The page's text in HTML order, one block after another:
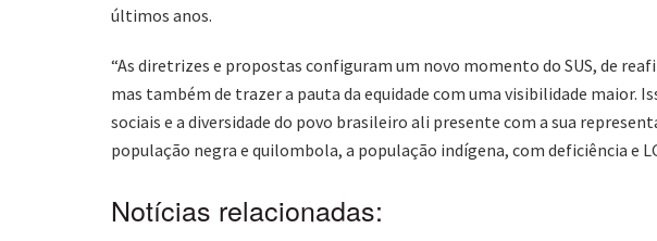
últimos anos.
“As diretrizes e propostas configuram um novo momento do SUS, de
mas também de trazer a pauta da equidade com uma visibilidade maior.
sociais e a diversidade do povo brasileiro ali presente com a sua
população negra e quilombola, a população indígena, com deficiência e
Notícias relacionadas: